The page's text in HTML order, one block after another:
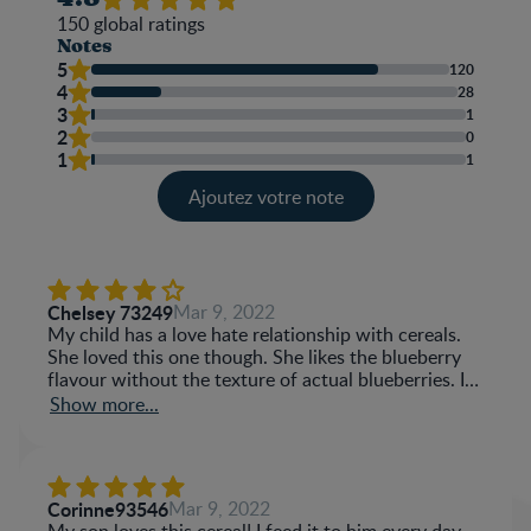
150 global ratings
Notes
5 120
4 28
3 1
2 0
1 1
Ajoutez votre note
Chelsey 73249Mar 9, 2022
My child has a love hate relationship with cereals.
She loved this one though. She likes the blueberry
flavour without the texture of actual blueberries. It
was easy to make and she had no issues digestives
Show more...
Corinne93546Mar 9, 2022